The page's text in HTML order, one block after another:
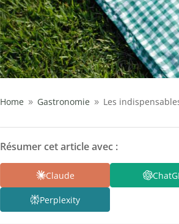
Home 9 Gastronomie 9 Les
Résumer cet article avec :
Claude
Perplexity